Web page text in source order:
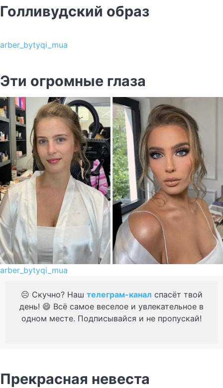
Голливудский образ
arber_bytyqi_mua
Эти огромные глаза
arber_bytyqi_mua
☹️ Скучно? Наш телеграм-канал спасёт твой
день! 😄 Всё самое веселое и увлекательное в
одном месте. Подписывайся и не пропускай!
Прекрасная невеста